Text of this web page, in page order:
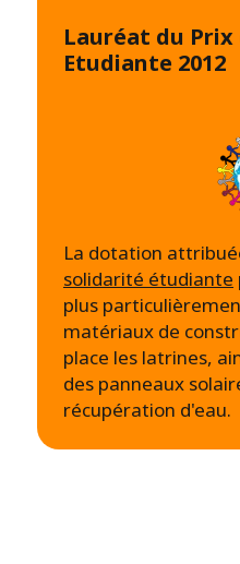
Lauréat du
Etudiante 2012
La dotation
solidarité étudiante
plus
matériaux de
place les latrines,
des panneaux
récupération d'eau.